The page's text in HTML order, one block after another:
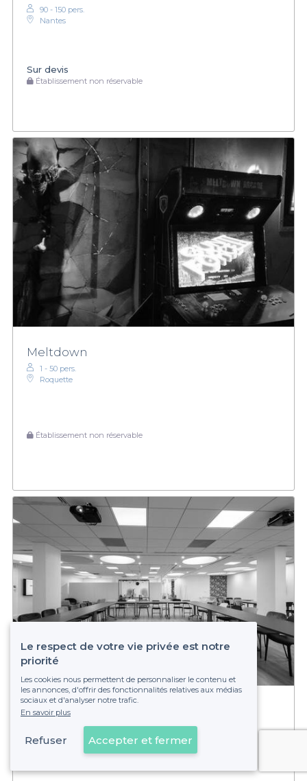
90 - 150 pers.
Nantes
Sur devis
Établissement non réservable
Meltdown
1 - 50 pers.
Roquette
Établissement non réservable
5,0 (1)
Cool and Workers Neuilly
Pont de Neuilly
Voir sur la carte
Le respect de votre vie privée est notre
priorité
Les cookies nous permettent de personnaliser le contenu et
les annonces, d'offrir des fonctionnalités relatives aux médias
sociaux et d'analyser notre trafic.
En savoir plus
Refuser Accepter et fermer